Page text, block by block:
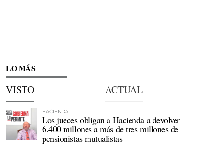
LO MÁS
VISTO ACTUAL
HACIENDA
Los jueces obligan a Hacienda a devolver
6.400 millones a más de tres millones de
pensionistas mutualistas